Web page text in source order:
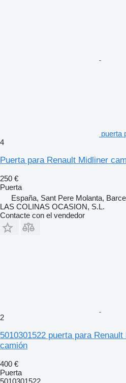
puerta
4
Puerta para Renault Midliner
250 €
Puerta
España, Sant Pere Molanta,
LAS COLINAS OCASION, S.L.
Contacte con el vendedor
2
5010301522 puerta para
camión
400 €
Puerta
5010301522